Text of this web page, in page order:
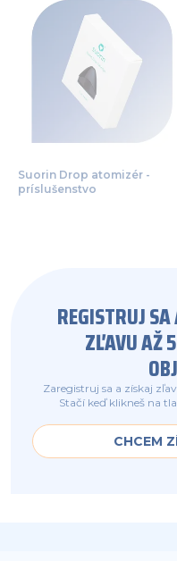
Suorin Drop atomizér -
príslušenstvo
REGISTRUJ
ZĽAVU AŽ
Zaregistruj sa a získaj
Stačí keď klikneš na
CHCEM